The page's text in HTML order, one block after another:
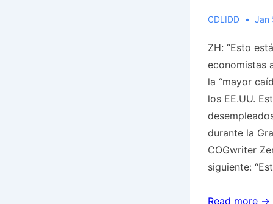
contra
advierte
la
Casa
Blanca;
BBC:
Superados
en
número
CDLIDD Jan
ZH: “Esto
economistas
la “mayor
los EE.UU.
durante la
COGwriter
siguiente:
ZH:
Read more →